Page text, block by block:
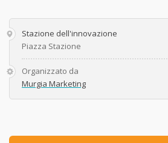
Stazione dell'innovazione
Piazza Stazione
Organizzato da
Murgia Marketing